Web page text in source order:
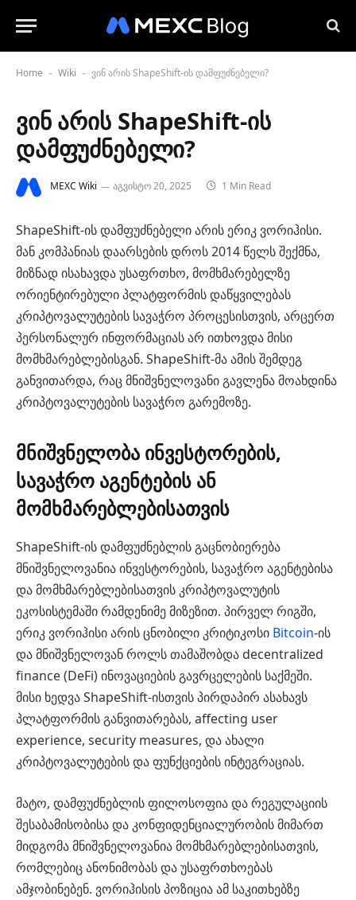
Home - Wiki - ვინ არის ShapeShift-ის დამფუძნებელი?
ვინ არის ShapeShift-ის
დამფუძნებელი?
MEXC Wiki აგვისტო 20, 2025 1 Min Read
ShapeShift-ის დამფუძნებელი არის ერიკ ვორიჰისი.
მან კომპანიას დაარსების დროს 2014 წელს შექმნა,
მიზნად ისახავდა უსაფრთხო, მომხმარებელზე
ორიენტირებული პლატფორმის დაწყვილებას
კრიპტოვალუტების სავაჭრო პროცესისთვის, არცერთ
პერსონალურ ინფორმაციას არ ითხოვდა მისი
მომხმარებლებისგან. ShapeShift-მა ამის შემდეგ
განვითარდა, რაც მნიშვნელოვანი გავლენა მოახდინა
კრიპტოვალუტების სავაჭრო გარემოზე.
მნიშვნელობა ინვესტორების,
სავაჭრო აგენტების ან
მომხმარებლებისათვის
ShapeShift-ის დამფუძნებლის გაცნობიერება
მნიშვნელოვანია ინვესტორების, სავაჭრო აგენტებისა
და მომხმარებლებისათვის კრიპტოვალუტის
ეკოსისტემაში რამდენიმე მიზეზით. პირველ რიგში,
ერიკ ვორიჰისი არის ცნობილი კრიტიკოსი Bitcoin-ის
და მნიშვნელოვან როლს თამაშობდა decentralized
finance (DeFi) ინოვაციების გავრცელების საქმეში.
მისი ხედვა ShapeShift-ისთვის პირდაპირ ასახავს
პლატფორმის განვითარებას, affecting user
experience, security measures, და ახალი
კრიპტოვალუტების და ფუნქციების ინტეგრაციას.
მატო, დამფუძნებლის ფილოსოფია და რეგულაციის
შესაბამისობისა და კონფიდენციალურობის მიმართ
მიდგომა მნიშვნელოვანია მომხმარებლებისათვის,
რომლებიც ანონიმობას და უსაფრთხოებას
ამჯობინებენ. ვორიჰისის პოზიცია ამ საკითხებზე